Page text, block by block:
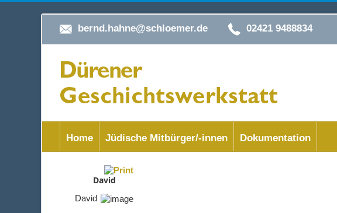
bernd.hahne@schloemer.de 02421 9488834
Home Jüdische Mitbürger/-innen Dokumentation
David
David